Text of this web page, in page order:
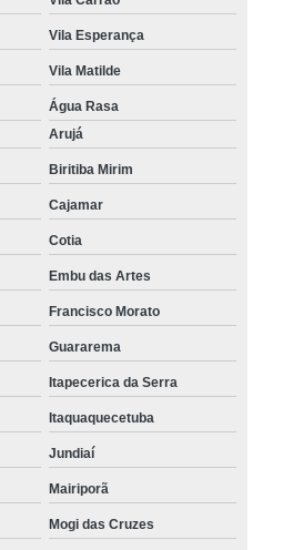
Vila Esperança
Vila Matilde
Água Rasa
Arujá
Biritiba Mirim
Cajamar
Cotia
Embu das Artes
Francisco Morato
Guararema
Itapecerica da Serra
Itaquaquecetuba
Jundiaí
Mairiporã
Mogi das Cruzes